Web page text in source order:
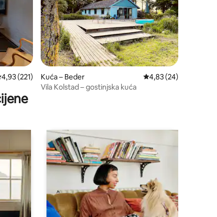
ocjena: 4,93/5, recenzija: 221
4,93 (221)
Kuća – Beder Prosječna ocjena:
4,83 (24)
Vila Kolstad – gostinjska kuća